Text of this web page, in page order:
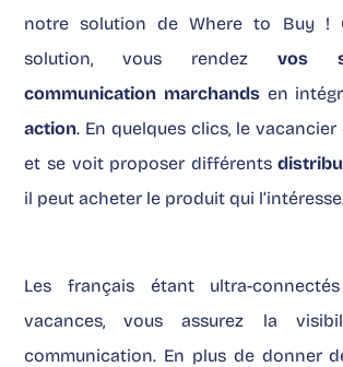
notre solution de Where to Buy !
solution, vous rendez vos
communication marchands en
action. En quelques clics, le
et se voit proposer différents
il peut acheter le produit qui
Les français étant ultra-
vacances, vous assurez la
communication. En plus de donner